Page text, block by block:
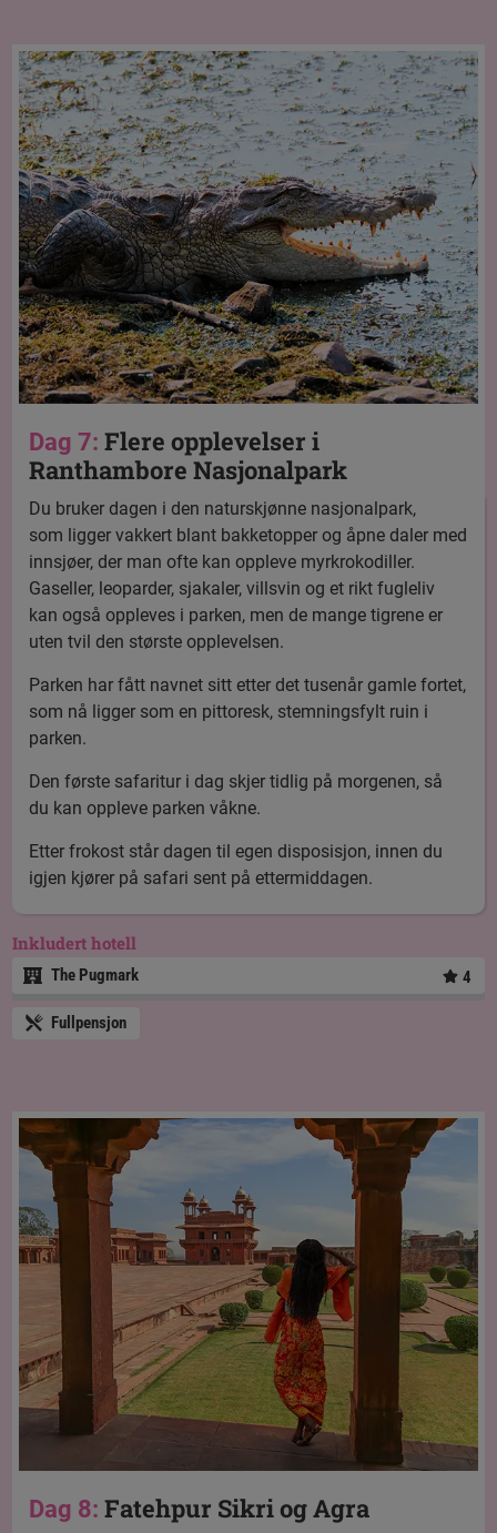
Dag 7:Flere opplevelser i
Ranthambore Nasjonalpark
Du bruker dagen i den naturskjønne nasjonalpark,
som ligger vakkert blant bakketopper og åpne daler med
innsjøer, der man ofte kan oppleve myrkrokodiller.
Gaseller, leoparder, sjakaler, villsvin og et rikt fugleliv
kan også oppleves i parken, men de mange tigrene er
uten tvil den største opplevelsen.
Parken har fått navnet sitt etter det tusenår gamle fortet,
som nå ligger som en pittoresk, stemningsfylt ruin i
parken.
Den første safaritur i dag skjer tidlig på morgenen, så
du kan oppleve parken våkne.
Etter frokost står dagen til egen disposisjon, innen du
igjen kjører på safari sent på ettermiddagen.
Inkludert hotell
The Pugmark 4
Fullpensjon
Dag 8:Fatehpur Sikri og Agra